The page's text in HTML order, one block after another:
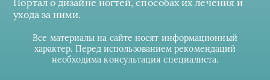
Портал о дизайне ногтей, способах их лечения и
ухода за ними.
Все материалы на сайте носят информационный
характер. Перед использованием рекомендаций
необходима консультация специалиста.